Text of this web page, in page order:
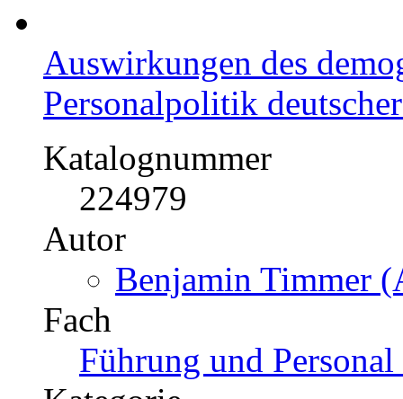
Auswirkungen des
Personalpolitik
Katalognummer
224979
Autor
Benjamin Timmer
Fach
Führung und